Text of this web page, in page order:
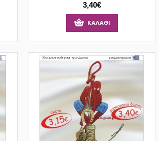
3,40€
ΚΑΛΆΘΙ